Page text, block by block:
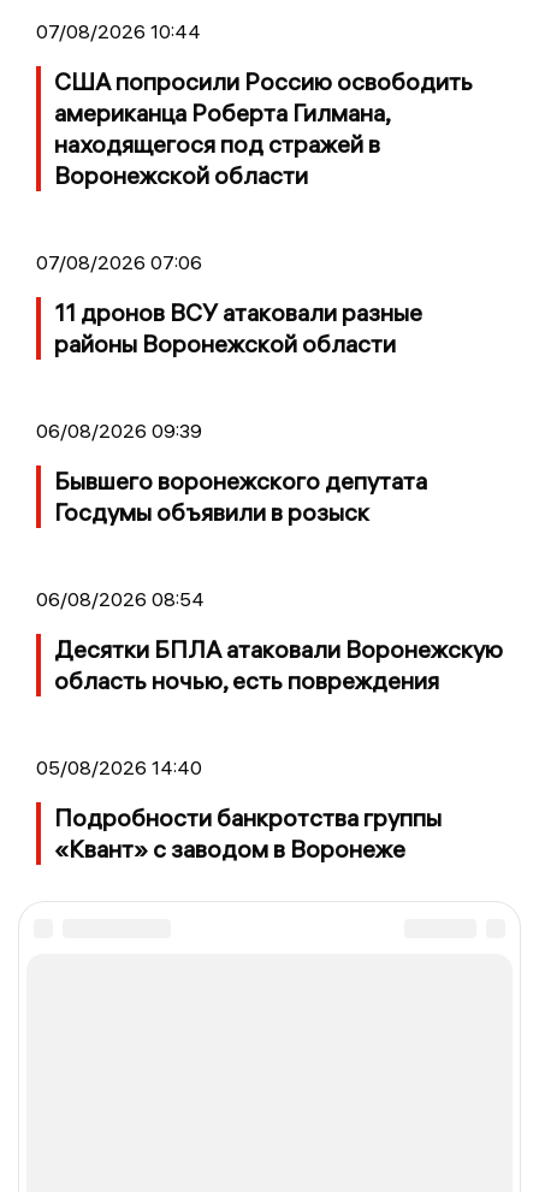
07/08/2026 10:44
США попросили Россию освободить
американца Роберта Гилмана,
находящегося под стражей в
Воронежской области
07/08/2026 07:06
11 дронов ВСУ атаковали разные
районы Воронежской области
06/08/2026 09:39
Бывшего воронежского депутата
Госдумы объявили в розыск
06/08/2026 08:54
Десятки БПЛА атаковали Воронежскую
область ночью, есть повреждения
05/08/2026 14:40
Подробности банкротства группы
«Квант» с заводом в Воронеже